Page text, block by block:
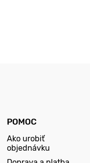
POMOC
Ako urobiť
objednávku